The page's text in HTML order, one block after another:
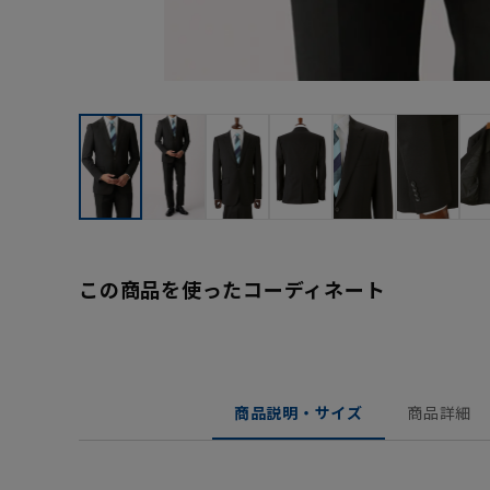
この商品を使ったコーディネート
商品説明・サイズ 商品詳細